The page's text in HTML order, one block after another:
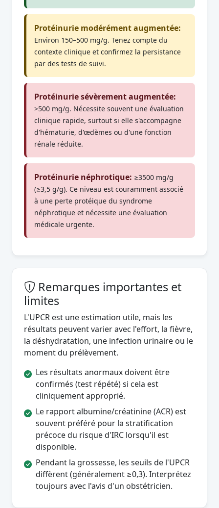
Protéinurie modérément augmentée:
Environ 150–500 mg/g. Tenez compte du
contexte clinique et confirmez la persistance
par des tests de suivi.
Protéinurie sévèrement augmentée:
>500 mg/g. Nécessite souvent une évaluation
clinique rapide, surtout si elle s'accompagne
d'hématurie, d'œdèmes ou d'une fonction
rénale réduite.
Protéinurie néphrotique: ≥3500 mg/g
(≥3,5 g/g). Ce niveau est couramment associé
à une perte protéique du syndrome
néphrotique et nécessite une évaluation
médicale urgente.
Remarques importantes et
limites
L'UPCR est une estimation utile, mais les
résultats peuvent varier avec l'effort, la fièvre,
la déshydratation, une infection urinaire ou le
moment du prélèvement.
Les résultats anormaux doivent être
confirmés (test répété) si cela est
cliniquement approprié.
Le rapport albumine/créatinine (ACR) est
souvent préféré pour la stratification
précoce du risque d'IRC lorsqu'il est
disponible.
Pendant la grossesse, les seuils de l'UPCR
diffèrent (généralement ≥0,3). Interprétez
toujours avec l'avis d'un obstétricien.